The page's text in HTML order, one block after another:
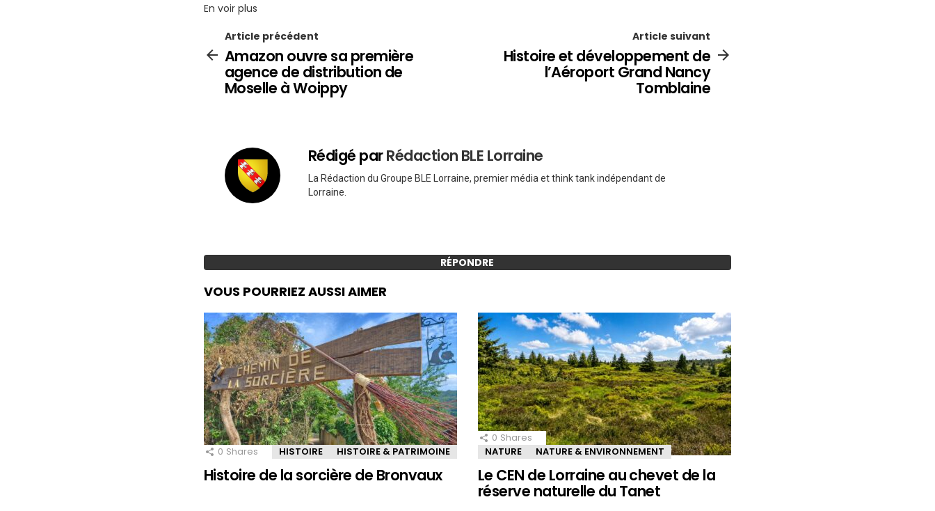
En voir plus
Article précédent
Amazon ouvre sa première
agence de distribution de
Moselle à Woippy
Article suivant
Histoire et développement de
l’Aéroport Grand Nancy
Tomblaine
Rédigé parRédaction BLE Lorraine
La Rédaction du Groupe BLE Lorraine, premier média et think tank indépendant de
Lorraine.
RÉPONDRE
VOUS POURRIEZ AUSSI AIMER
0 Shares HISTOIRE HISTOIRE & PATRIMOINE
Histoire de la sorcière de Bronvaux
0 Shares
NATURE
NATURE & ENVIRONNEMENT
Le CEN de Lorraine au chevet de la
réserve naturelle du Tanet